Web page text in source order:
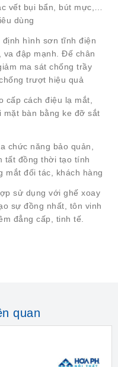
vết bụi bẩn, bút mực,…
dùng
định hình sơn tĩnh điện
va đập mạnh. Đế chân
ma sát chống trầy
trượt hiệu quả
cấp cách điệu lạ mắt,
bàn bằng ke đỡ sắt
chức năng bảo quản,
đồng thời tạo tính
mắt đối tác, khách hàng
sử dụng với ghế xoay
sự đồng nhất, tôn vinh
đẳng cấp, tinh tế.
quan